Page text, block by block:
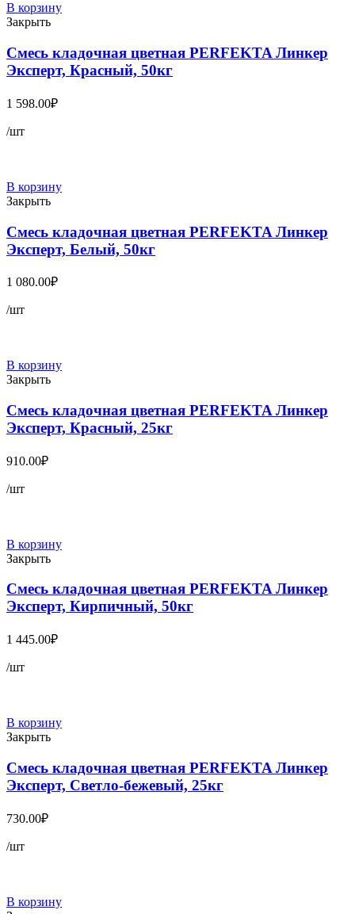
В корзину
Закрыть
Смесь кладочная цветная PERFEKTA Линкер
Эксперт, Красный, 50кг
1 598.00₽
/шт
В корзину
Закрыть
Смесь кладочная цветная PERFEKTA Линкер
Эксперт, Белый, 50кг
1 080.00₽
/шт
В корзину
Закрыть
Смесь кладочная цветная PERFEKTA Линкер
Эксперт, Красный, 25кг
910.00₽
/шт
В корзину
Закрыть
Смесь кладочная цветная PERFEKTA Линкер
Эксперт, Кирпичный, 50кг
1 445.00₽
/шт
В корзину
Закрыть
Смесь кладочная цветная PERFEKTA Линкер
Эксперт, Светло-бежевый, 25кг
730.00₽
/шт
В корзину